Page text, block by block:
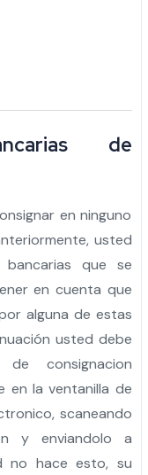
de
en ninguno
usted
que se
en cuenta que
alguna de estas
usted debe
consignacion
en la ventanilla de
scaneando
y enviandolo a
no hace esto, su